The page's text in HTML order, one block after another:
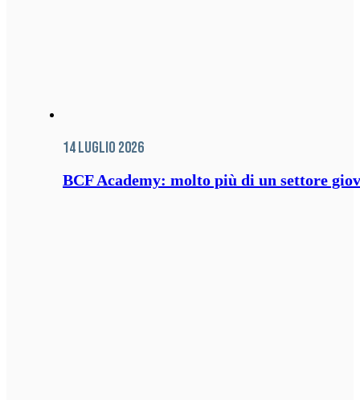
14 Luglio 2026
BCF Academy: molto più di un settore